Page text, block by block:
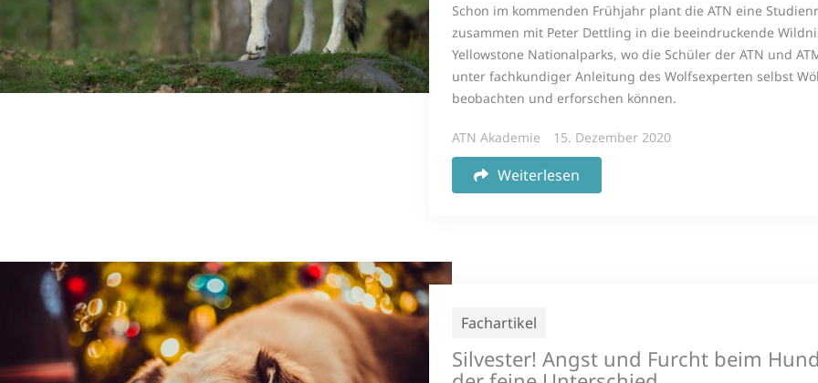
Schon im kommenden Frühjahr plant die ATN eine
zusammen mit Peter Dettling in die beeindruckende
Yellowstone Nationalparks, wo die Schüler der ATN und
unter fachkundiger Anleitung des Wolfsexperten selbst
beobachten und erforschen können.
ATN Akademie 15. Dezember 2020
Weiterlesen
Fachartikel
Silvester! Angst und Furcht beim